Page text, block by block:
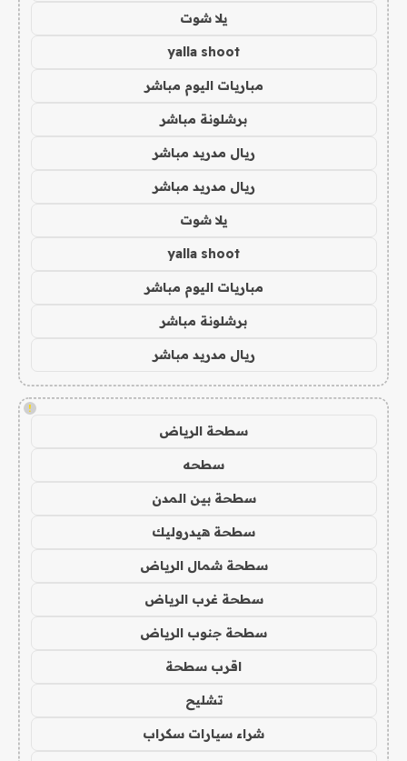
يلا شوت
yalla shoot
مباريات اليوم مباشر
برشلونة مباشر
ريال مدريد مباشر
ريال مدريد مباشر
يلا شوت
yalla shoot
مباريات اليوم مباشر
برشلونة مباشر
ريال مدريد مباشر
!
سطحة الرياض
سطحه
سطحة بين المدن
سطحة هيدروليك
سطحة شمال الرياض
سطحة غرب الرياض
سطحة جنوب الرياض
اقرب سطحة
تشليح
شراء سيارات سكراب